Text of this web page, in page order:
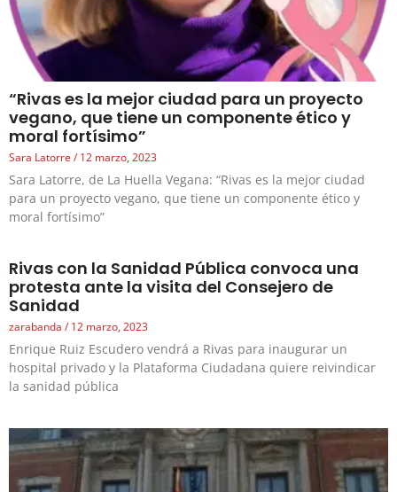
“Rivas es la mejor ciudad para un proyecto
vegano, que tiene un componente ético y
moral fortísimo”
Sara Latorre 12 marzo, 2023
Sara Latorre, de La Huella Vegana: “Rivas es la mejor ciudad
para un proyecto vegano, que tiene un componente ético y
moral fortísimo”
Rivas con la Sanidad Pública convoca una
protesta ante la visita del Consejero de
Sanidad
zarabanda 12 marzo, 2023
Enrique Ruiz Escudero vendrá a Rivas para inaugurar un
hospital privado y la Plataforma Ciudadana quiere reivindicar
la sanidad pública